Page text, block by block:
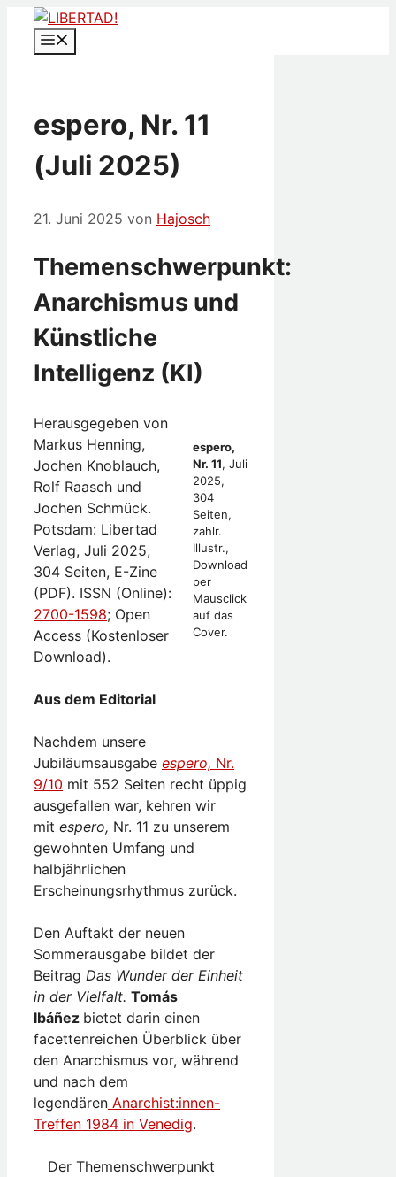
Zum
Inhalt
springen
espero, Nr. 11
(Juli 2025)
21. Juni 2025 von Hajosch
Themenschwerpunkt:
Anarchismus und
Künstliche
Intelligenz (KI)
espero,
Nr. 11, Juli
2025,
304
Seiten,
zahlr.
Illustr.,
Download
per
Mausclick
auf das
Cover.
Herausgegeben von
Markus Henning,
Jochen Knoblauch,
Rolf Raasch und
Jochen Schmück.
Potsdam: Libertad
Verlag, Juli 2025,
304 Seiten, E-Zine
(PDF). ISSN (Online):
2700-1598; Open
Access (Kostenloser
Download).
Aus dem Editorial
Nachdem unsere
Jubiläumsausgabe espero, Nr.
9/10 mit 552 Seiten recht üppig
ausgefallen war, kehren wir
mit espero, Nr. 11 zu unserem
gewohnten Umfang und
halbjährlichen
Erscheinungsrhythmus zurück.
Den Auftakt der neuen
Sommerausgabe bildet der
Beitrag Das Wunder der Einheit
in der Vielfalt. Tomás
Ibáñez bietet darin einen
facettenreichen Überblick über
den Anarchismus vor, während
und nach dem
legendären Anarchist:innen-
Treffen 1984 in Venedig.
Der Themenschwerpunkt